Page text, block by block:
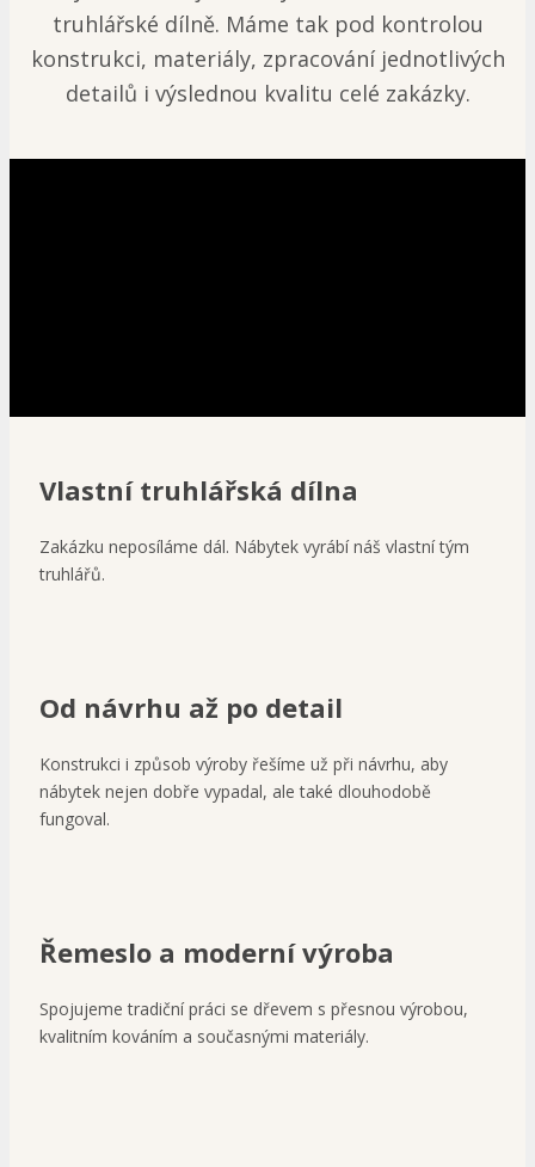
truhlářské dílně. Máme tak pod kontrolou
konstrukci, materiály, zpracování jednotlivých
detailů i výslednou kvalitu celé zakázky.
Vlastní truhlářská dílna
Zakázku neposíláme dál. Nábytek vyrábí náš vlastní tým
truhlářů.
Od návrhu až po detail
Konstrukci i způsob výroby řešíme už při návrhu, aby
nábytek nejen dobře vypadal, ale také dlouhodobě
fungoval.
Řemeslo a moderní výroba
Spojujeme tradiční práci se dřevem s přesnou výrobou,
kvalitním kováním a současnými materiály.